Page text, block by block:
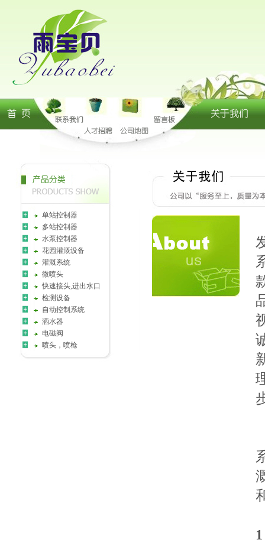
单站控制器
多站控制器
水泵控制器
花园灌溉设备
灌溉系统
微喷头
快速接头,进出水口
检测设备
自动控制系统
洒水器
电磁阀
喷头，喷枪
1